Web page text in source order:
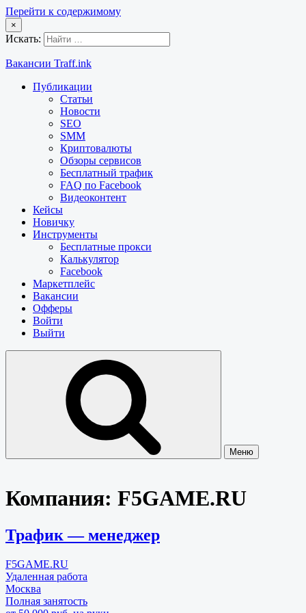
Перейти к содержимому
×
Искать:
Вакансии Traff.ink
Публикации
Статьи
Новости
SEO
SMM
Криптовалюты
Обзоры сервисов
Бесплатный трафик
FAQ по Facebook
Видеоконтент
Кейсы
Новичку
Инструменты
Бесплатные прокси
Калькулятор
Facebook
Маркетплейс
Вакансии
Офферы
Войти
Выйти
Меню
Компания: F5GAME.RU
Трафик — менеджер
F5GAME.RU
Удаленная работа
Москва
Полная занятость